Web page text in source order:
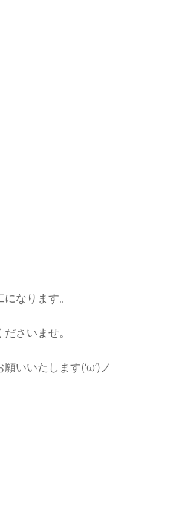
なります。
さいませ。
いいたします(‘ω’)ノ